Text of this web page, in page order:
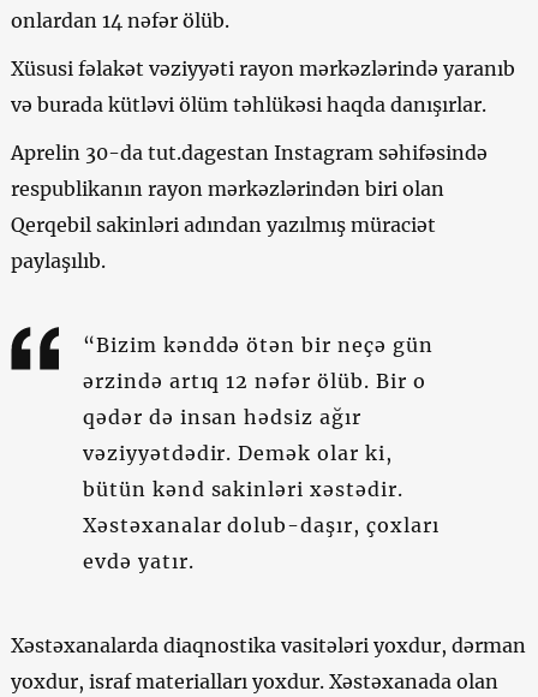
onlardan 14 nəfər ölüb.
Xüsusi fəlakət vəziyyəti rayon mərkəzlərində yaranıb
və burada kütləvi ölüm təhlükəsi haqda danışırlar.
Aprelin 30-da tut.dagestan Instagram səhifəsində
respublikanın rayon mərkəzlərindən biri olan
Qerqebil sakinləri adından yazılmış müraciət
paylaşılıb.
“Bizim kənddə ötən bir neçə gün
ərzində artıq 12 nəfər ölüb. Bir o
qədər də insan hədsiz ağır
vəziyyətdədir. Demək olar ki,
bütün kənd sakinləri xəstədir.
Xəstəxanalar dolub-daşır, çoxları
evdə yatır.
Xəstəxanalarda diaqnostika vasitələri yoxdur, dərman
yoxdur, israf materialları yoxdur. Xəstəxanada olan